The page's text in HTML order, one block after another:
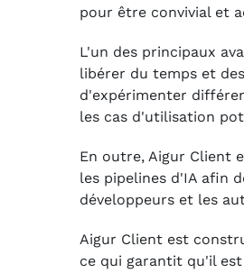
pour être convivial et
L'un des principaux
libérer du temps et
d'expérimenter
les cas d'utilisation
En outre, Aigur Client
les pipelines d'IA afin
développeurs et les
Aigur Client est
ce qui garantit qu'il